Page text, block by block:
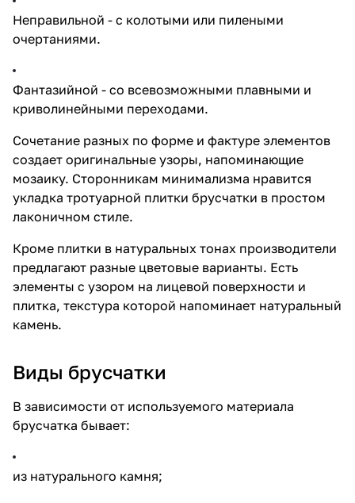
Неправильной - с колотыми или пилеными
очертаниями.
Фантазийной - со всевозможными плавными и
криволинейными переходами.
Сочетание разных по форме и фактуре элементов
создает оригинальные узоры, напоминающие
мозаику. Сторонникам минимализма нравится
укладка тротуарной плитки брусчатки в простом
лаконичном стиле.
Кроме плитки в натуральных тонах производители
предлагают разные цветовые варианты. Есть
элементы с узором на лицевой поверхности и
плитка, текстура которой напоминает натуральный
камень.
Виды брусчатки
В зависимости от используемого материала
брусчатка бывает:
из натурального камня;